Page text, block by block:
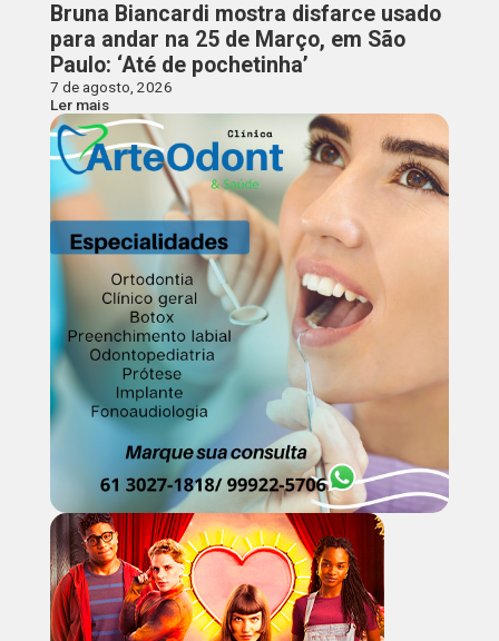
Bruna Biancardi mostra disfarce usado
para andar na 25 de Março, em São
Paulo: ‘Até de pochetinha’
7 de agosto, 2026
Ler mais